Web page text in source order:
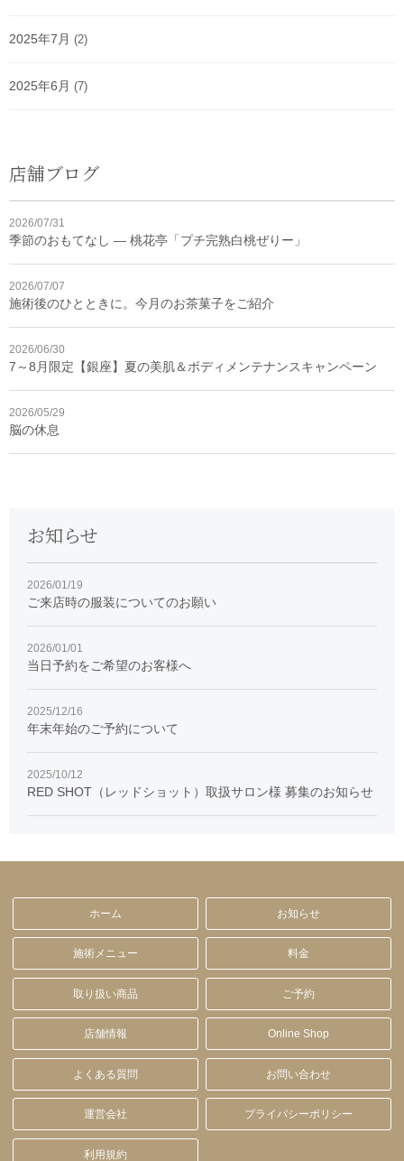
2025年7月 (2)
2025年6月 (7)
店舗ブログ
2026/07/31
季節のおもてなし ― 桃花亭「プチ完熟白桃ぜりー」
2026/07/07
施術後のひとときに。今月のお茶菓子をご紹介
2026/06/30
7～8月限定【銀座】夏の美肌＆ボディメンテナンスキャンペーン
2026/05/29
脳の休息
お知らせ
2026/01/19
ご来店時の服装についてのお願い
2026/01/01
当日予約をご希望のお客様へ
2025/12/16
年末年始のご予約について
2025/10/12
RED SHOT（レッドショット）取扱サロン様 募集のお知らせ
ホーム お知らせ
施術メニュー 料金
取り扱い商品 ご予約
店舗情報 Online Shop
よくある質問 お問い合わせ
運営会社 プライバシーポリシー
利用規約